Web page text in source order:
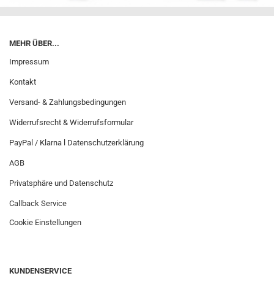
MEHR ÜBER...
Impressum
Kontakt
Versand- & Zahlungsbedingungen
Widerrufsrecht & Widerrufsformular
PayPal / Klarna l Datenschutzerklärung
AGB
Privatsphäre und Datenschutz
Callback Service
Cookie Einstellungen
KUNDENSERVICE